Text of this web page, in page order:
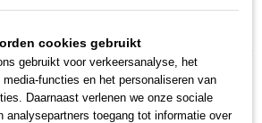
cookies gebruikt
gebruikt voor verkeersanalyse, het
functies en het personaliseren van
Daarnaast verlenen we onze sociale
analysepartners toegang tot informatie over